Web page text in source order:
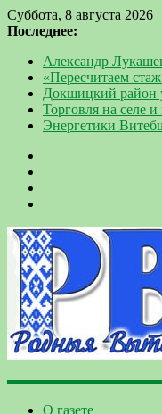
Суббота, 8 августа 2026
Последнее:
Александр
«Пересчитаем
Докшицкий район
Торговля на селе
Энергетики
О газете